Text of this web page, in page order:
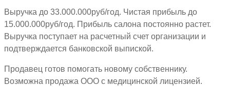
Выручка до 33.000.000руб/год. Чистая прибыль до
15.000.000руб/год. Прибыль салона постоянно растет.
Выручка поступает на расчетный счет организации и
подтверждается банковской выпиской.
Продавец готов помогать новому собственнику.
Возможна продажа ООО с медицинской лицензией.